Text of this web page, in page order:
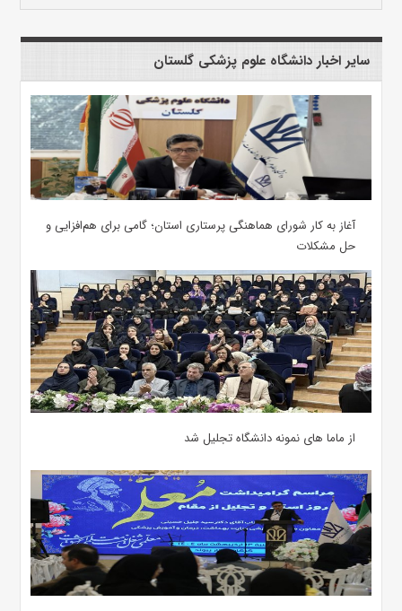
سایر اخبار دانشگاه علوم پزشکی گلستان
آغاز به کار شورای هماهنگی پرستاری استان؛ گامی برای هم‌افزایی و
حل مشکلات
از ماما های نمونه دانشگاه تجلیل شد